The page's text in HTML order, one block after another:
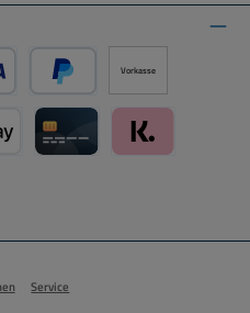
Debitkarte über PayPal
Später Bezahlen über PayPal
Vorkasse
Service